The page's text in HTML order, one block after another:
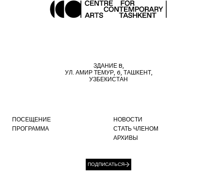
ЗДАНИЕ B,
УЛ. АМИР ТЕМУР, 6, ТАШКЕНТ,
УЗБЕКИСТАН
ПОСЕЩЕНИЕ
ПРОГРАММА
НОВОСТИ
СТАТЬ ЧЛЕНОМ
АРХИВЫ
ПОДПИСАТЬСЯ